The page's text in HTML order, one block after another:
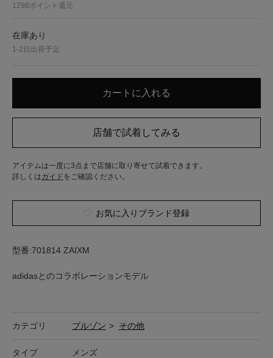
1298ポイント還元
在庫あり
1-2日出荷予定
アイテムは一度に3点まで店舗に取り寄せて試着できます。
詳しくはガイド をご確認ください。
お気に入りブランド登録
型番:701814 ZAIXM
adidasとのコラボレーションモデル
カテゴリ ブルゾン > その他
タイプ メンズ